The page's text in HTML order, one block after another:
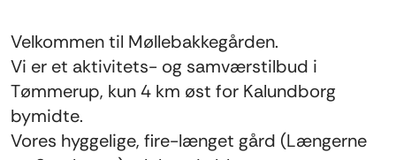
Velkommen til Møllebakkegården.
Vi er et aktivitets- og samværstilbud i
Tømmerup, kun 4 km øst for Kalundborg
bymidte.
Vores hyggelige, fire-længet gård (Længerne